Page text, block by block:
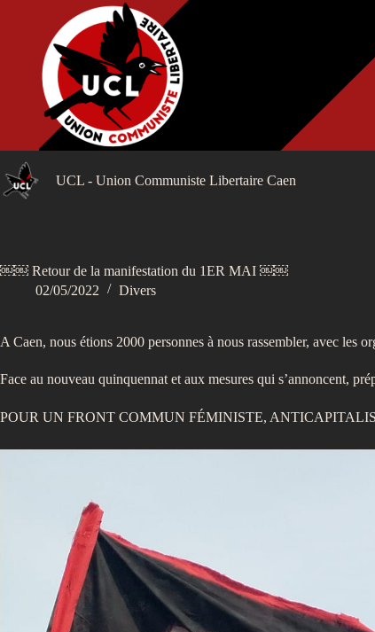
UCL - Union Communiste Libertaire Caen
￼￼ Retour de la manifestation du 1ER MAI ￼￼
02/05/2022
Divers
A Caen, nous étions 2000 personnes à nous rassembler, avec les
Face au nouveau quinquennat et aux mesures qui s’annoncent,
POUR UN FRONT COMMUN FÉMINISTE,